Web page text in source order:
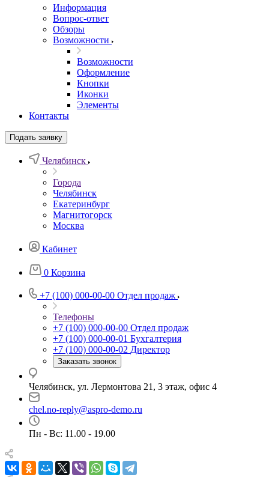
Информация
Вопрос-ответ
Обзоры
Возможности
Возможности
Оформление
Кнопки
Иконки
Элементы
Контакты
Подать заявку
Челябинск
Города
Челябинск
Екатеринбург
Магнитогорск
Москва
Кабинет
0 Корзина
+7 (100) 000-00-00 Отдел продаж
Телефоны
+7 (100) 000-00-00 Отдел продаж
+7 (100) 000-00-01 Бухгалтерия
+7 (100) 000-00-02 Директор
Заказать звонок
Челябинск, ул. Лермонтова 21, 3 этаж, офис 4
chel.no-reply@aspro-demo.ru
Пн - Вс: 11.00 - 19.00